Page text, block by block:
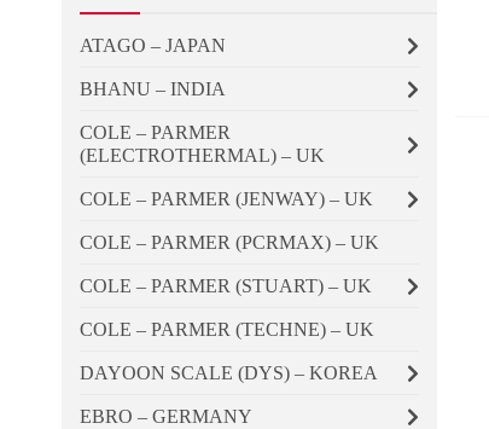
ATAGO – JAPAN
BHANU – INDIA
COLE – PARMER
(ELECTROTHERMAL) – UK
COLE – PARMER (JENWAY) – UK
COLE – PARMER (PCRMAX) – UK
COLE – PARMER (STUART) – UK
COLE – PARMER (TECHNE) – UK
DAYOON SCALE (DYS) – KOREA
EBRO – GERMANY